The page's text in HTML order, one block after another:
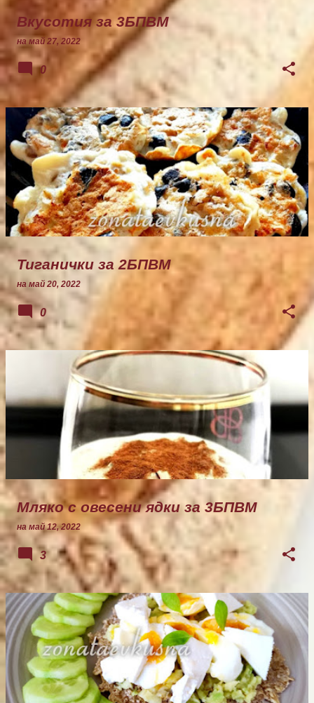
Вкусотия за 3БПВМ
на май 27, 2022
0
Тиганички за 2БПВМ
на май 20, 2022
0
Мляко с овесени ядки за 3БПВМ
на май 12, 2022
3